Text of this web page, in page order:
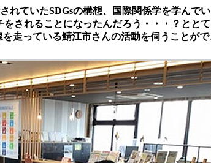
ていたSDGsの構想、国際関係学を学んで
されることになったんだろう・・・？ととて
走っている鯖江市さんの活動を伺うことがで